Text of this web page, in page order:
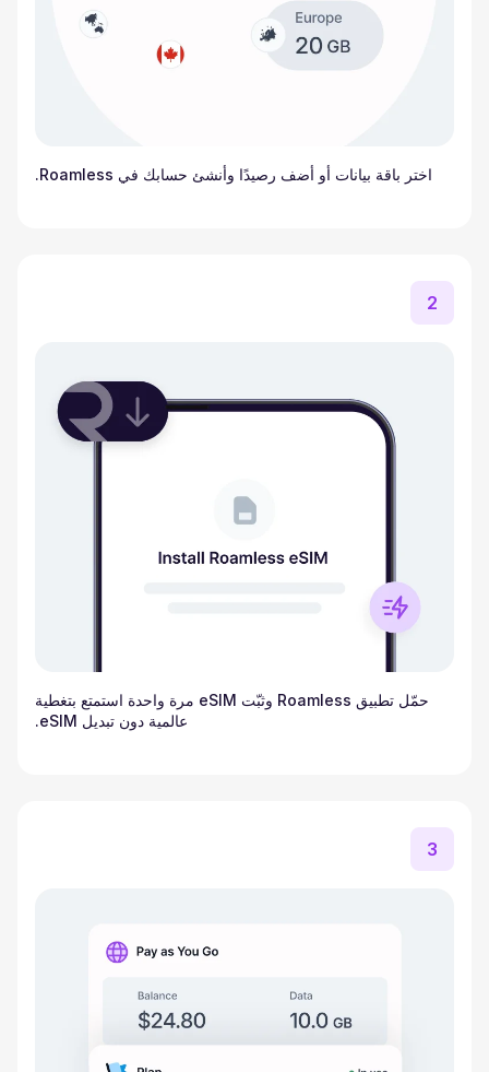
اختر باقة بيانات أو أضف رصيدًا وأنشئ حسابك في Roamless.
2
حمّل تطبيق Roamless وثبّت eSIM مرة واحدة استمتع بتغطية
عالمية دون تبديل eSIM.
3